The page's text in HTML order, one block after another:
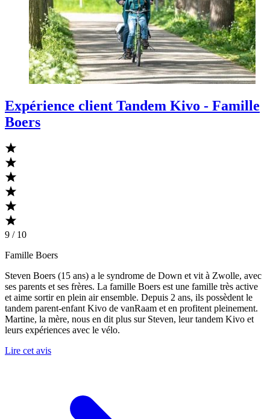
Expérience client Tandem Kivo - Famille
Boers
9 / 10
Famille Boers
Steven Boers (15 ans) a le syndrome de Down et vit à Zwolle, avec
ses parents et ses frères. La famille Boers est une famille très active
et aime sortir en plein air ensemble. Depuis 2 ans, ils possèdent le
tandem parent-enfant Kivo de vanRaam et en profitent pleinement.
Martine, la mère, nous en dit plus sur Steven, leur tandem Kivo et
leurs expériences avec le vélo.
Lire cet avis